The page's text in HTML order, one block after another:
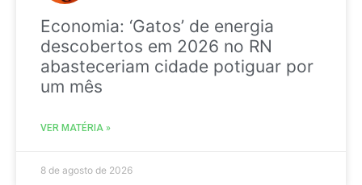
Economia: ‘Gatos’ de energia
descobertos em 2026 no RN
abasteceriam cidade potiguar por
um mês
VER MATÉRIA »
8 de agosto de 2026